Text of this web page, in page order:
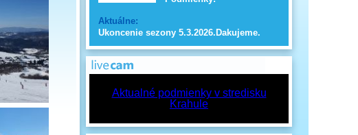
Aktuálne:
Ukoncenie sezony 5.3.2026.Dakujeme.
Aktualné podmienky v stredisku
Krahule